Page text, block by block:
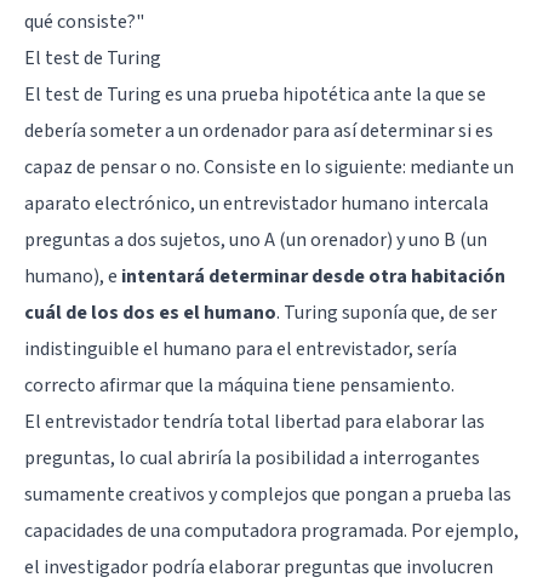
qué consiste?"
El test de Turing
El test de Turing es una prueba hipotética ante la que se
debería someter a un ordenador para así determinar si es
capaz de pensar o no. Consiste en lo siguiente: mediante un
aparato electrónico, un entrevistador humano intercala
preguntas a dos sujetos, uno A (un orenador) y uno B (un
humano), e intentará determinar desde otra habitación
cuál de los dos es el humano. Turing suponía que, de ser
indistinguible el humano para el entrevistador, sería
correcto afirmar que la máquina tiene pensamiento.
El entrevistador tendría total libertad para elaborar las
preguntas, lo cual abriría la posibilidad a interrogantes
sumamente creativos y complejos que pongan a prueba las
capacidades de una computadora programada. Por ejemplo,
el investigador podría elaborar preguntas que involucren